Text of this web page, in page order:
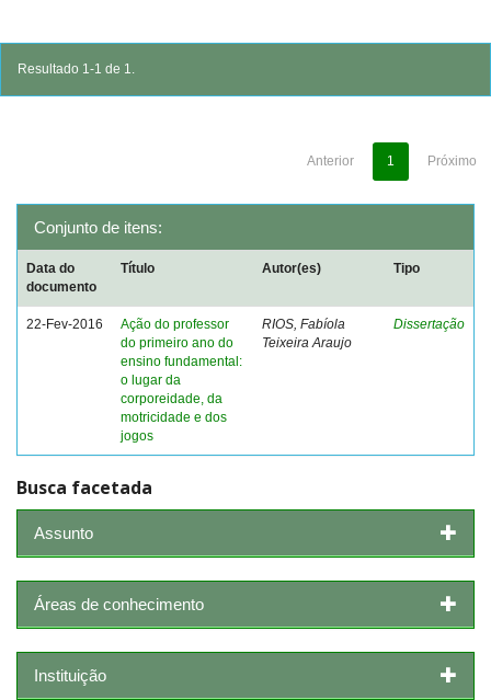
Resultado 1-1 de 1.
Anterior 1 Próximo
Conjunto de itens:
Data do
documento
Título Autor(es) Tipo
22-Fev-2016
Ação do professor
do primeiro ano do
ensino fundamental:
o lugar da
corporeidade, da
motricidade e dos
jogos
RIOS, Fabíola
Teixeira Araujo
Dissertação
Busca facetada
Assunto
Áreas de conhecimento
Instituição